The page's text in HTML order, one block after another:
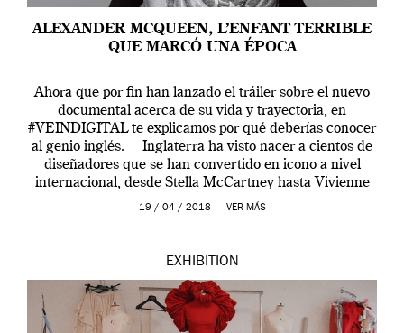
ALEXANDER MCQUEEN, L’ENFANT TERRIBLE
QUE MARCÓ UNA ÉPOCA
Ahora que por fin han lanzado el tráiler sobre el nuevo
documental acerca de su vida y trayectoria, en
#VEINDIGITAL te explicamos por qué deberías conocer
al genio inglés. Inglaterra ha visto nacer a cientos de
diseñadores que se han convertido en icono a nivel
internacional, desde Stella McCartney hasta Vivienne
Westwood pasando […]
19 / 04 / 2018 — VER MÁS
EXHIBITION